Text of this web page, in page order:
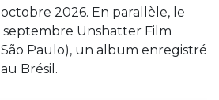
2026. En parallèle, le
Unshatter Film
Paulo), un album enregistré
Brésil.